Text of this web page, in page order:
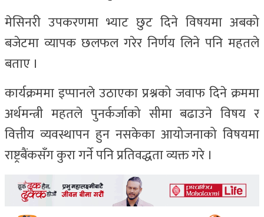
मेसिनरी उपकरणमा भ्याट छुट दिने विषयमा अबको
बजेटमा व्यापक छलफल गरेर निर्णय लिने पनि महतले
बताए ।
कार्यक्रममा इप्पानले उठाएका प्रश्नको जवाफ दिने क्रममा
अर्थमन्त्री महतले पुनर्कर्जाको सीमा बढाउने विषय र
वित्तीय व्यवस्थापन हुन नसकेका आयोजनाको विषयमा
राष्ट्रबैंकसँग कुरा गर्ने पनि प्रतिवद्धता व्यक्त गरे ।